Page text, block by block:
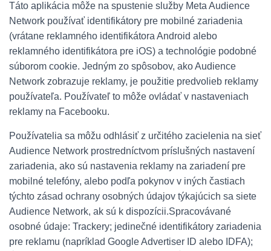
Táto aplikácia môže na spustenie služby Meta Audience
Network používať identifikátory pre mobilné zariadenia
(vrátane reklamného identifikátora Android alebo
reklamného identifikátora pre iOS) a technológie podobné
súborom cookie. Jedným zo spôsobov, ako Audience
Network zobrazuje reklamy, je použitie predvolieb reklamy
používateľa. Používateľ to môže ovládať v nastaveniach
reklamy na Facebooku.
Používatelia sa môžu odhlásiť z určitého zacielenia na sieť
Audience Network prostredníctvom príslušných nastavení
zariadenia, ako sú nastavenia reklamy na zariadení pre
mobilné telefóny, alebo podľa pokynov v iných častiach
týchto zásad ochrany osobných údajov týkajúcich sa siete
Audience Network, ak sú k dispozícii.Spracovávané
osobné údaje: Trackery; jedinečné identifikátory zariadenia
pre reklamu (napríklad Google Advertiser ID alebo IDFA);